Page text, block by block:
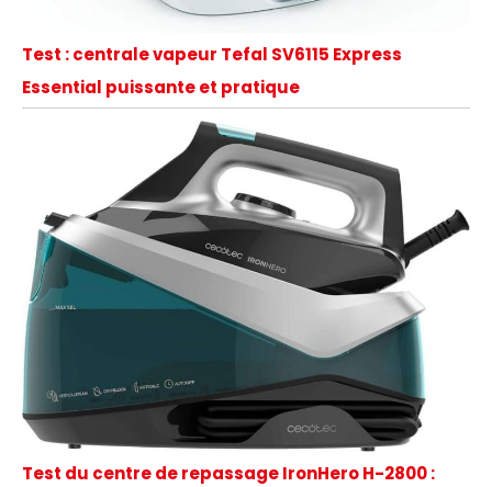
Test : centrale vapeur Tefal SV6115 Express
Essential puissante et pratique
Test du centre de repassage IronHero H-2800 :